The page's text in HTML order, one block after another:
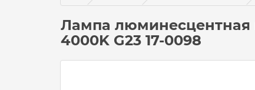
Лампа люминесцентная
4000K G23 17-0098